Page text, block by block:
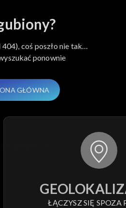
404), coś poszło nie tak…
ponownie
GŁÓWNA
ŁĄCZYSZ SIĘ SPOZA